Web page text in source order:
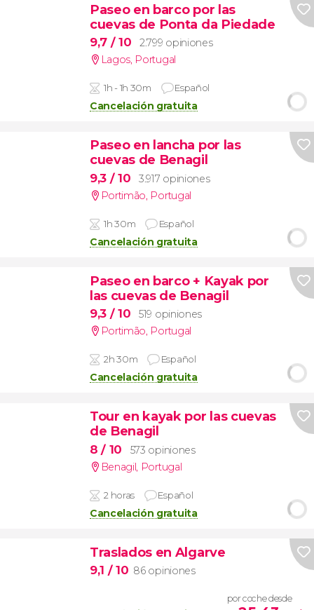
Paseo en barco por las
cuevas de Ponta da Piedade
9,7 / 10
2.799 opiniones
Lagos, Portugal
1h - 1h 30m Español
Cancelación gratuita
Paseo en lancha por las
cuevas de Benagil
9,3 / 10
3.917 opiniones
Portimão, Portugal
1h 30m Español
Cancelación gratuita
Paseo en barco + Kayak por
las cuevas de Benagil
9,3 / 10
519 opiniones
Portimão, Portugal
2h 30m Español
Cancelación gratuita
Tour en kayak por las cuevas
de Benagil
8/ 10
573 opiniones
Benagil, Portugal
2 horas Español
Cancelación gratuita
Traslados en Algarve
9,1 / 10 86 opiniones
por coche desde